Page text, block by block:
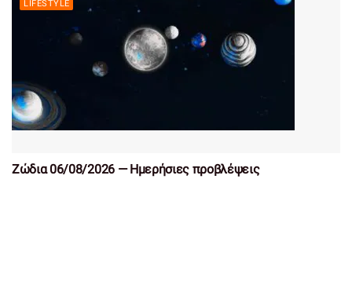
LIFESTYLE
Ζώδια 06/08/2026 — Ημερήσιες προβλέψεις